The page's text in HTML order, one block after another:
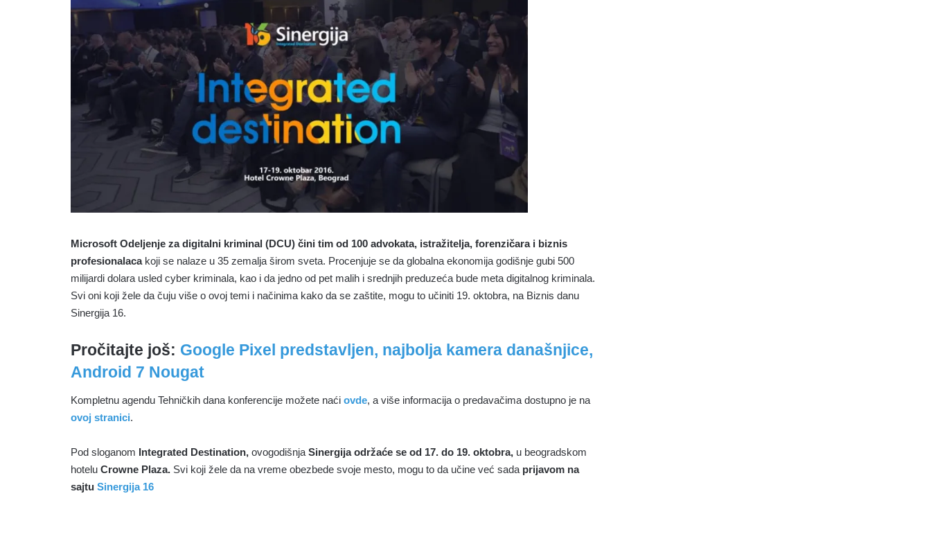
Microsoft Odeljenje za digitalni kriminal (DCU) čini tim od 100 advokata, istražitelja, forenzičara i biznis
profesionalacakoji se nalaze u 35 zemalja širom sveta. Procenjuje se da globalna ekonomija godišnje gubi 500
milijardi dolara usled cyber kriminala, kao i da jedno od pet malih i srednjih preduzeća bude meta digitalnog kriminala.
Svi oni koji žele da čuju više o ovoj temi i načinima kako da se zaštite, mogu to učiniti 19. oktobra, na Biznis danu
Sinergija 16.
Pročitajte još: Google Pixel predstavljen, najbolja kamera današnjice,
Android 7 Nougat
Kompletnu agendu Tehničkih dana konferencije možete naći ovde, a više informacija o predavačima dostupno je na
ovoj stranici.
Pod sloganom Integrated Destination, ovogodišnja Sinergija održaće se od 17. do 19. oktobra, u beogradskom
hotelu Crowne Plaza. Svi koji žele da na vreme obezbede svoje mesto, mogu to da učine već sada prijavom na
sajtu Sinergija 16